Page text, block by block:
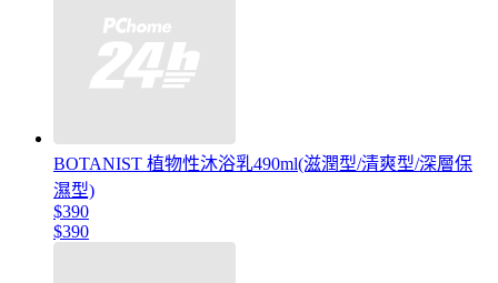
BOTANIST 植物性沐浴乳490ml(滋潤型/清爽型/深層保
濕型)
$390
$390